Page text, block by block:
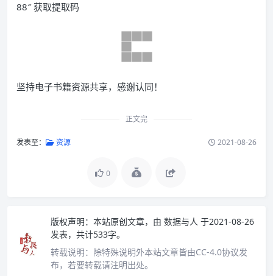
88″ 获取提取码
坚持电子书籍资源共享，感谢认同！
正文完
发表至： 资源 2021-08-26
0
版权声明： 本站原创文章，由 数据与人 于2021-08-26
发表，共计533字。
转载说明： 除特殊说明外本站文章皆由CC-4.0协议发
布，若要转载请注明出处。